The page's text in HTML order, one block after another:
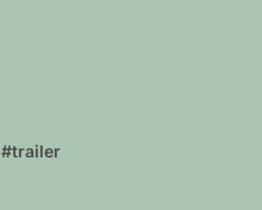
#trailer